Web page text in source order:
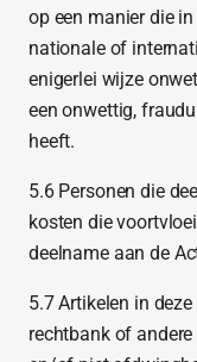
op een manier die
nationale of
enigerlei wijze
een onwettig,
heeft.
5.6 Personen die
kosten die
deelname aan de
5.7 Artikelen in
rechtbank of